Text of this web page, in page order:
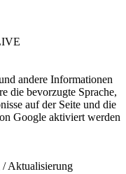
andere Informationen
die bevorzugte Sprache,
auf der Seite und die
Google aktiviert werden
/ Aktualisierung